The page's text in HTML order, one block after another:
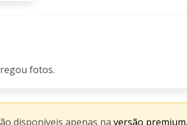
fotos.
disponíveis apenas na versão premium.